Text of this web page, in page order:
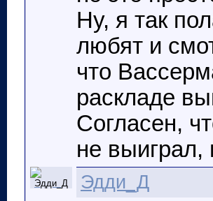
Ну, я так
любят и
что
раскладе
Согласен,
не выиграл,
Эдди_Д